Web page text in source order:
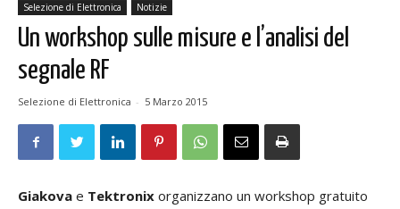
Selezione di Elettronica Notizie
Un workshop sulle misure e l’analisi del
segnale RF
Selezione di Elettronica - 5 Marzo 2015
Giakova e Tektronix organizzano un workshop gratuito